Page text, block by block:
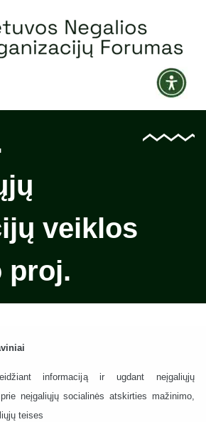
veiklos
proj.
informaciją ir ugdant neįgaliųjų
neįgaliųjų socialinės atskirties mažinimo,
teises